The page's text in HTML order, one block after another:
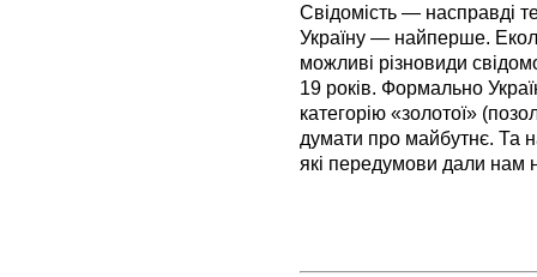
Свідомість — насправді
Україну — найперше.
можливі різновиди
19 років. Формально
категорію «золотої»
думати про майбутнє. Та
які передумови дали нам